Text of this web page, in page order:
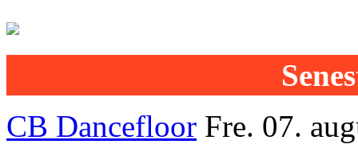
CB Dancefloor Fre. 07.